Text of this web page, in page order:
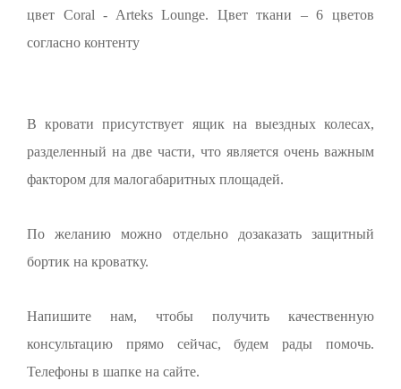
цвет Coral - Arteks Lounge. Цвет ткани – 6 цветов
согласно контенту
В кровати присутствует ящик на выездных колесах,
разделенный на две части, что является очень важным
фактором для малогабаритных площадей.
По желанию можно отдельно дозаказать защитный
бортик на кроватку.
Напишите нам, чтобы получить качественную
консультацию прямо сейчас, будем рады помочь.
Телефоны в шапке на сайте.